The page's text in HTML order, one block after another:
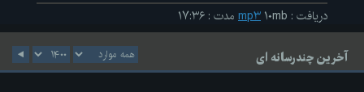
دریافت : mp۳ ۱۰mb مدت : ۱۷:۳۶
آخرین چندرسانه ای